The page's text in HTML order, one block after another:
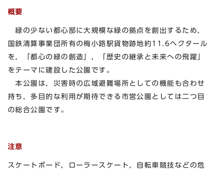
概要
緑の少ない都心部に大規模な緑の拠点を創出するため，
国鉄清算事業団所有の梅小路駅貨物跡地約11.6ヘクタール
を，「都心の緑の創造」，「歴史の継承と未来への飛躍」
をテーマに建設した公園です。
本公園は，災害時の広域避難場所としての機能も合わせ
持ち，多目的な利用が期待できる市営公園としては二つ目
の総合公園です。
注意
スケートボード，ローラースケート，自転車競技などの危